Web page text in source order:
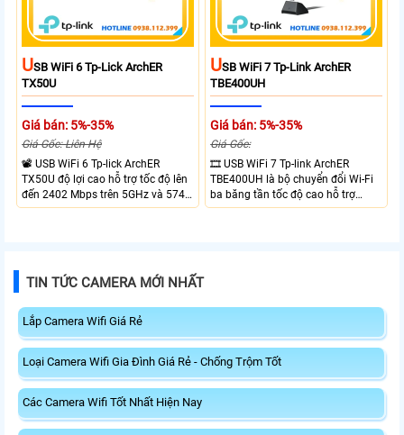
USB WiFi 6 Tp-Lick ArchER
TX50U
Giá bán: 5%-35%
Giá Gốc: Liên Hệ
📽 USB WiFi 6 Tp-lick ArchER
TX50U độ lợi cao hỗ trợ tốc độ lên
đến 2402 Mbps trên 5GHz và 574
Mbps trên 2.4GHz mang đến kết
3.0 tốc độ cao hỗ trợ truyền tải dữ
liệu nhanh, kết hợp WPA3 tăng
USB WiFi 7 Tp-Link ArchER
TBE400UH
Giá bán: 5%-35%
Giá Gốc:
🎞 USB WiFi 7 Tp-link ArchER
TBE400UH là bộ chuyển đổi Wi-Fi
ba băng tần tốc độ cao hỗ trợ
2882 Mbps trên 6GHz, 2882 Mbps
TIN TỨC CAMERA MỚI NHẤT
Lắp Camera Wifi Giá Rẻ
Loại Camera Wifi Gia Đình Giá Rẻ - Chống Trộm Tốt
Các Camera Wifi Tốt Nhất Hiện Nay